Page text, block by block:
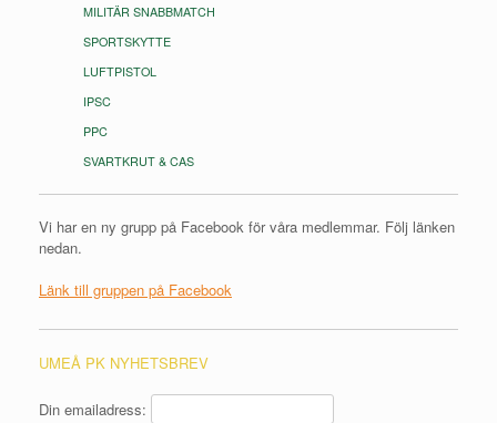
MILITÄR SNABBMATCH
SPORTSKYTTE
LUFTPISTOL
IPSC
PPC
SVARTKRUT & CAS
Vi har en ny grupp på Facebook för våra medlemmar. Följ länken
nedan.
Länk till gruppen på Facebook
UMEÅ PK NYHETSBREV
Din emailadress: